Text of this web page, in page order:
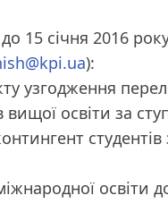
до 15 січня 2016
):
узгодження
вищої освіти за
освіти